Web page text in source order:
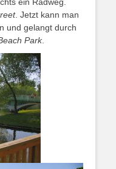
ein Radweg.
. Jetzt kann man
und gelangt durch
Park.